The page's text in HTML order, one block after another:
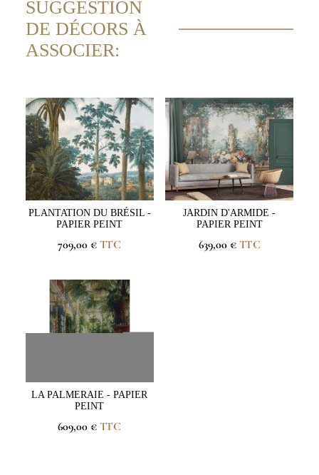
SUGGESTION
DE DÉCORS À
ASSOCIER:
PLANTATION DU BRÉSIL -
PAPIER PEINT
709,00 € TTC
JARDIN D'ARMIDE -
PAPIER PEINT
639,00 €TTC
LA PALMERAIE - PAPIER
PEINT
609,00 € TTC